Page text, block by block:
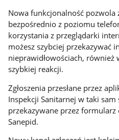
Nowa funkcjonalność pozwola
bezpośrednio z poziomu
korzystania z przeglądarki
możesz szybciej przekazywać
nieprawidłowościach, również
szybkiej reakcji.
Zgłoszenia przesłane przez
Inspekcji Sanitarnej w taki sam
przekazywane przez
Sanepid.